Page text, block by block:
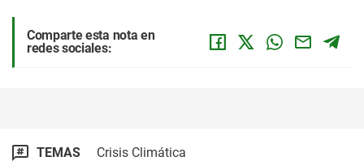
Comparte esta nota en
redes sociales:
TEMAS Crisis Climática